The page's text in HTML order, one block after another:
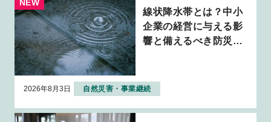
線状降水帯とは？中小
企業の経営に与える影
響と備えるべき防災・
2026年8月3日 自然災害・事業継続